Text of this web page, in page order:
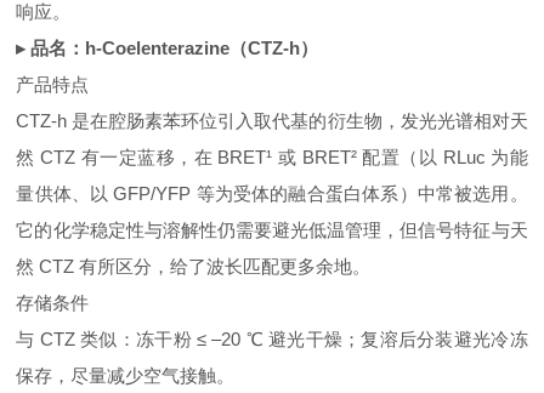
响应。
▸ 品名：h‑Coelenterazine（CTZ‑h）
产品特点
CTZ‑h 是在腔肠素苯环位引入取代基的衍生物，发光光谱相对天
然 CTZ 有一定蓝移，在 BRET¹ 或 BRET² 配置（以 RLuc 为能
量供体、以 GFP/YFP 等为受体的融合蛋白体系）中常被选用。
它的化学稳定性与溶解性仍需要避光低温管理，但信号特征与天
然 CTZ 有所区分，给了波长匹配更多余地。
存储条件
与 CTZ 类似：冻干粉 ≤ –20 ℃ 避光干燥；复溶后分装避光冷冻
保存，尽量减少空气接触。